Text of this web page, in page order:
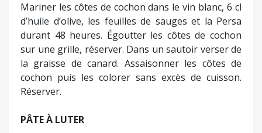
Mariner les côtes de cochon dans le vin blanc, 6 cl
d’huile d’olive, les feuilles de sauges et la Persa
durant 48 heures. Égoutter les côtes de cochon
sur une grille, réserver. Dans un sautoir verser de
la graisse de canard. Assaisonner les côtes de
cochon puis les colorer sans excès de cuisson.
Réserver.
PÂTE À LUTER